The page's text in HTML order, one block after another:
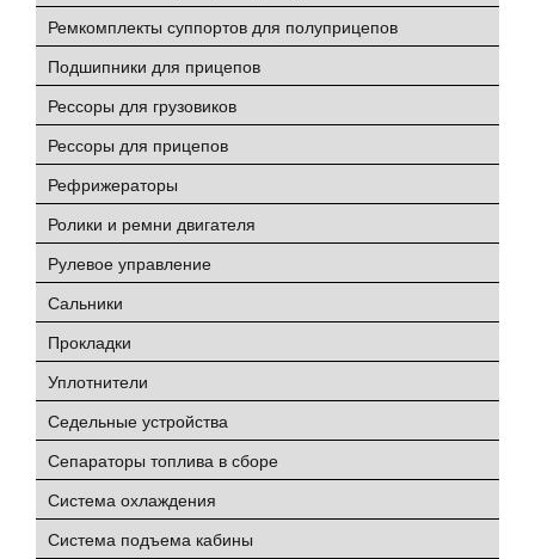
Ремкомплекты суппортов для полуприцепов
Подшипники для прицепов
Рессоры для грузовиков
Рессоры для прицепов
Рефрижераторы
Ролики и ремни двигателя
Рулевое управление
Сальники
Прокладки
Уплотнители
Седельные устройства
Сепараторы топлива в сборе
Система охлаждения
Система подъема кабины